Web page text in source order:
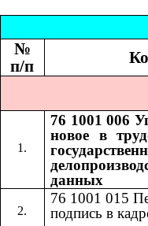
№
п/п
76 1001 006
новое в
данных
76 1001 015​​
подпись в